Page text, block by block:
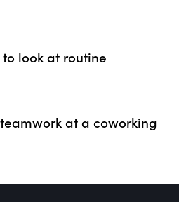
look at routine
at a coworking